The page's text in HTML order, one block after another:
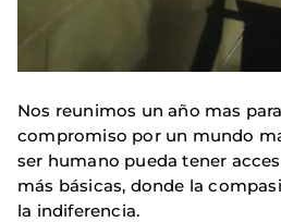
Nos reunimos un año mas
compromiso por un mundo
ser humano pueda tener
más básicas, donde la
la indiferencia.